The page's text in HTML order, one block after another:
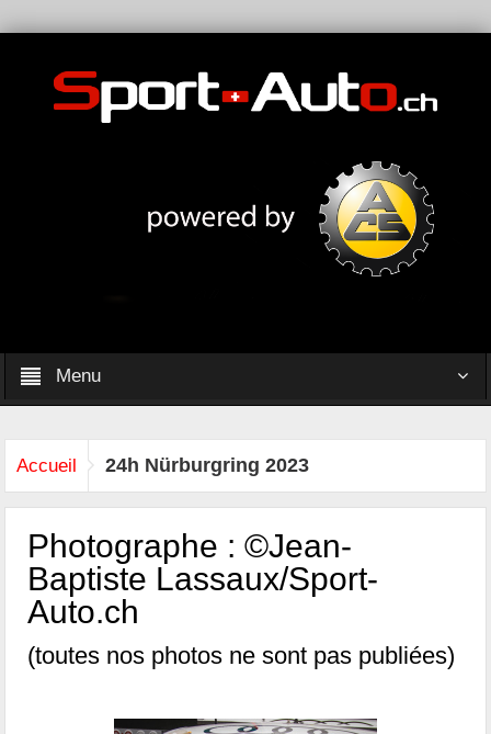
Menu
Accueil 24h Nürburgring 2023
Photographe : ©Jean-
Baptiste Lassaux/Sport-
Auto.ch
(toutes nos photos ne sont pas publiées)